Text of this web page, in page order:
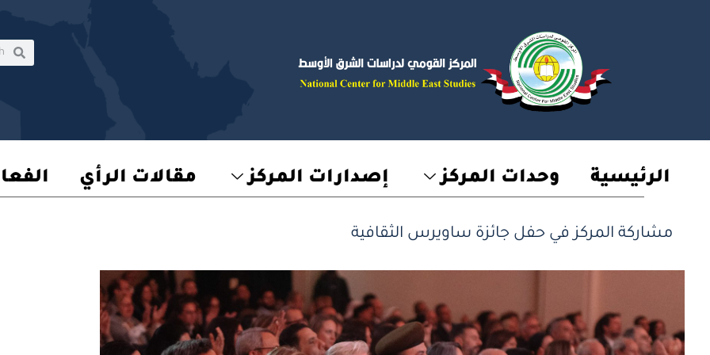
الرئيسية وحدات المركز إصدارات المركز مقالات الرأي
مشاركة المركز في حفل جائزة ساويرس الثقافية